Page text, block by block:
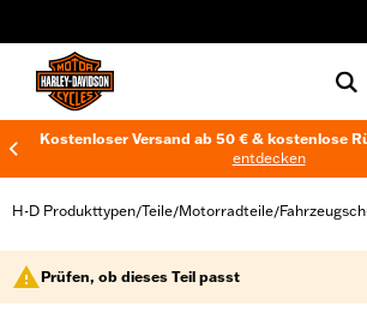
Kostenloser Versand ab 50 € & kostenlose
entdecken
H-D Produkttypen/Teile/Motorradteile/
Prüfen, ob dieses Teil passt